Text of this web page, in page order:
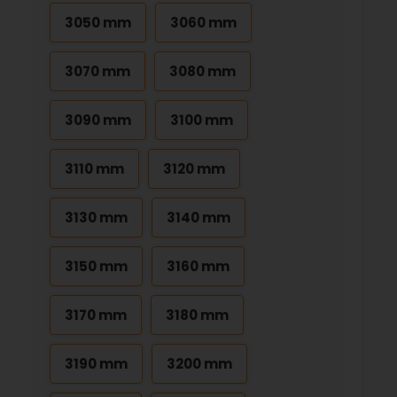
3050 mm 3060 mm
3070 mm 3080 mm
3090 mm 3100 mm
3110 mm 3120 mm
3130 mm 3140 mm
3150 mm 3160 mm
3170 mm 3180 mm
3190 mm 3200 mm